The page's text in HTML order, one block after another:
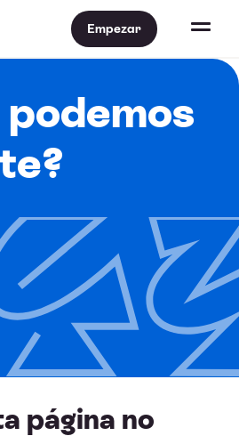
Empezar
podemos
página no